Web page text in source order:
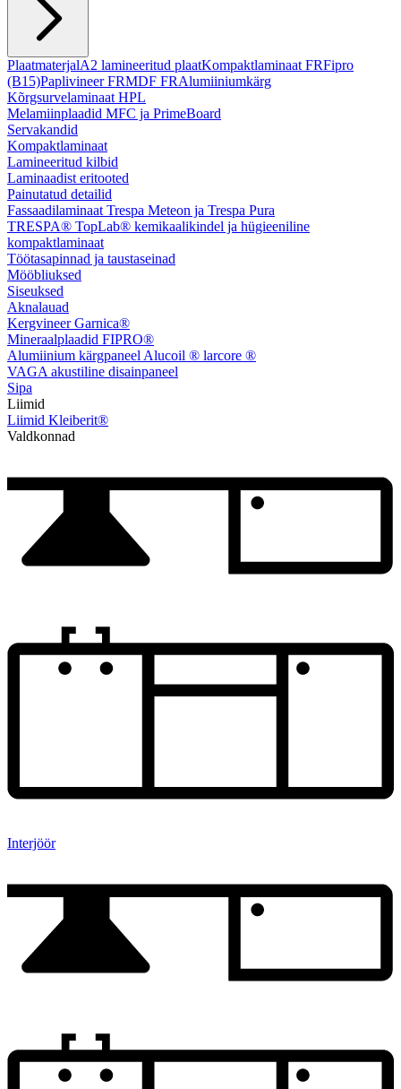
PlaatmaterjalA2 lamineeritud plaatKompaktlaminaat FRFipro
(B15)Paplivineer FRMDF FRAlumiiniumkärg
Kõrgsurvelaminaat HPL
Melamiinplaadid MFC ja PrimeBoard
Servakandid
Kompaktlaminaat
Lamineeritud kilbid
Laminaadist eritooted
Painutatud detailid
Fassaadilaminaat Trespa Meteon ja Trespa Pura
TRESPA® TopLab® kemikaalikindel ja hügieeniline
kompaktlaminaat
Töötasapinnad ja taustaseinad
Mööbliuksed
Siseuksed
Aknalauad
Kergvineer Garnica®
Mineraalplaadid FIPRO®
Alumiinium kärgpaneel Alucoil ® larcore ®
VAGA akustiline disainpaneel
Sipa
Liimid
Liimid Kleiberit®
Valdkonnad
Interjöör